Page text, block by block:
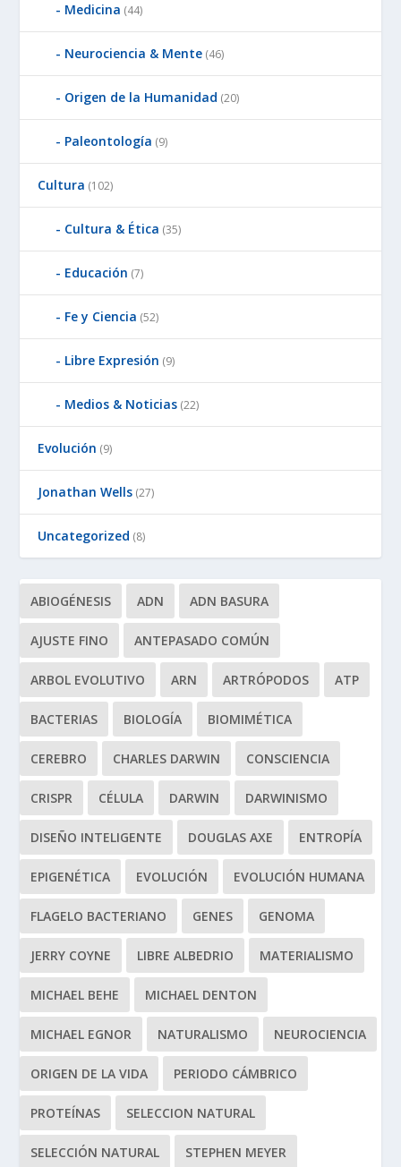
Medicina (44)
Neurociencia & Mente (46)
Origen de la Humanidad (20)
Paleontología (9)
Cultura (102)
Cultura & Ética (35)
Educación (7)
Fe y Ciencia (52)
Libre Expresión (9)
Medios & Noticias (22)
Evolución (9)
Jonathan Wells (27)
Uncategorized (8)
ABIOGÉNESIS ADN ADN BASURA
AJUSTE FINO ANTEPASADO COMÚN
ARBOL EVOLUTIVO ARN ARTRÓPODOS ATP
BACTERIAS BIOLOGÍA BIOMIMÉTICA
CEREBRO CHARLES DARWIN CONSCIENCIA
CRISPR CÉLULA DARWIN DARWINISMO
DISEÑO INTELIGENTE DOUGLAS AXE ENTROPÍA
EPIGENÉTICA EVOLUCIÓN EVOLUCIÓN HUMANA
FLAGELO BACTERIANO GENES GENOMA
JERRY COYNE LIBRE ALBEDRIO MATERIALISMO
MICHAEL BEHE MICHAEL DENTON
MICHAEL EGNOR NATURALISMO NEUROCIENCIA
ORIGEN DE LA VIDA PERIODO CÁMBRICO
PROTEÍNAS SELECCION NATURAL
SELECCIÓN NATURAL STEPHEN MEYER